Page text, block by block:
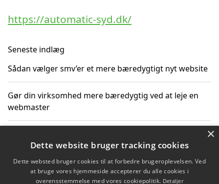
https://automatic-syd.dk/
Seneste indlæg
Sådan vælger smv’er et mere bæredygtigt nyt website
Gør din virksomhed mere bæredygtig ved at leje en
webmaster
Sådan vurderer virksomheden prisen på nyt byggeri
×
Dette website bruger tracking cookies
Dette websted bruger cookies til at forbedre brugeroplevelsen. Ved
at bruge vores hjemmeside accepterer du alle cookies i
overensstemmelse med vores cookiepolitik. Detaljer